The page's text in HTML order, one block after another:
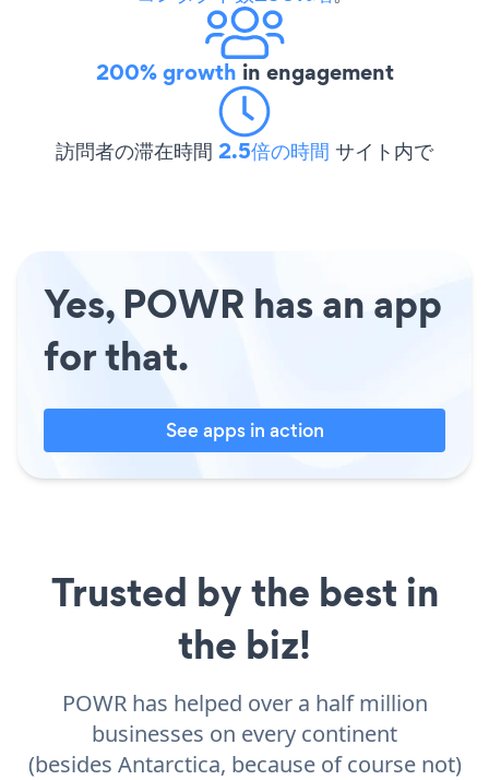
200% growth in engagement
訪問者の滞在時間 2.5倍の時間 サイト内で
Yes, POWR has an app
for that.
See apps in action
Trusted by the best in
the biz!
POWR has helped over a half million
businesses on every continent
(besides Antarctica, because of course not)